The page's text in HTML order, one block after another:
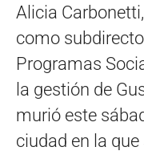
Alicia
como
Programas
la gestión de
murió este
ciudad en la